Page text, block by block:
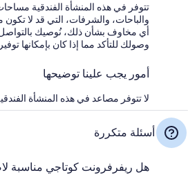
تتوفر في هذه المنشأة الفندقية
والباحات، والشرفات، التي قد لا تكون
أي مخاوف بشأن ذلك، نُوصيك بالتواصل
وصولك للتأكد مما إذا كان بإمكانها
أمور يجب علينا توضيحها
لا تتوفر مصاعد في هذه المنشأة
أسئلة متكررة
هل ريفرفرونت كوتاجي مناسبة